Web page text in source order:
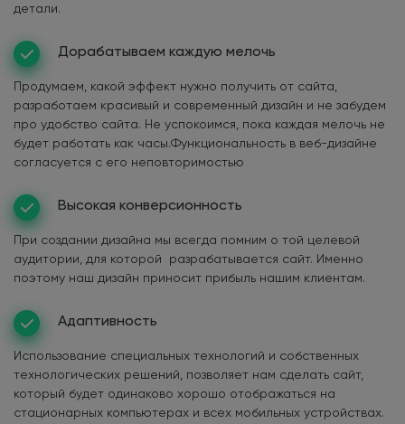
детали.
Дорабатываем каждую мелочь
Продумаем, какой эффект нужно получить от сайта,
разработаем красивый и современный дизайн и не забудем
про удобство сайта. Не успокоимся, пока каждая мелочь не
будет работать как часы.Функциональность в веб-дизайне
согласуется с его неповторимостью
Высокая конверсионность
При создании дизайна мы всегда помним о той целевой
аудитории, для которой разрабатывается сайт. Именно
поэтому наш дизайн приносит прибыль нашим клиентам.
Адаптивность
Использование специальных технологий и собственных
технологических решений, позволяет нам сделать сайт,
который будет одинаково хорошо отображаться на
стационарных компьютерах и всех мобильных устройствах.